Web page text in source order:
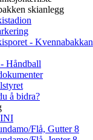
skianlegg
- Kvennabakkan
Håndball
å bidra?
Flå, Gutter 8